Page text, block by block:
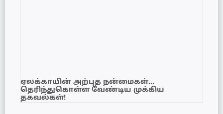
ஏலக்காயின் அற்புத நன்மைகள்…
தெரிந்துகொள்ள வேண்டிய முக்கிய
தகவல்கள்!